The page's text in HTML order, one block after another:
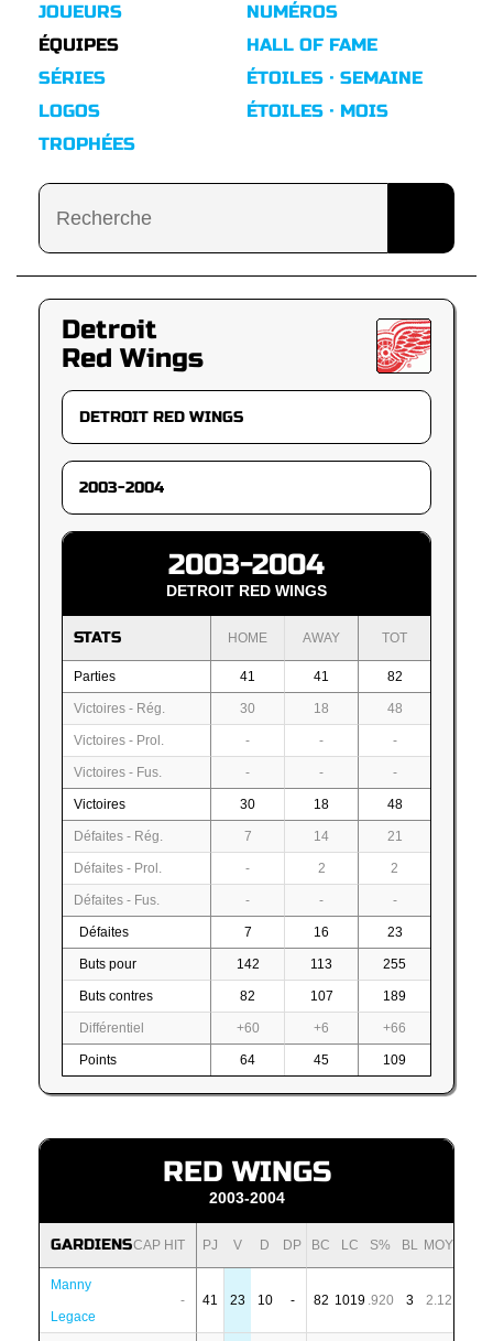
JOUEURS
ÉQUIPES
SÉRIES
LOGOS
TROPHÉES
NUMÉROS
HALL OF FAME
ÉTOILES · SEMAINE
ÉTOILES · MOIS
Detroit
Red Wings
2003-2004
DETROIT RED WINGS
STATS HOME AWAY TOT
Parties 41 41 82
Victoires - Rég. 30 18 48
Victoires - Prol. - - -
Victoires - Fus. - - -
Victoires 30 18 48
Défaites - Rég. 7 14 21
Défaites - Prol. - 2 2
Défaites - Fus. - - -
Défaites 7 16 23
Buts pour 142 113 255
Buts contres 82 107 189
Différentiel +60 +6 +66
Points 64 45 109
RED WINGS
2003-2004
GARDIENSCAP HIT PJ V D DP BC LC S% BL MOY
Manny
Legace
- 41 23 10 - 82 1019 .920 3 2.12